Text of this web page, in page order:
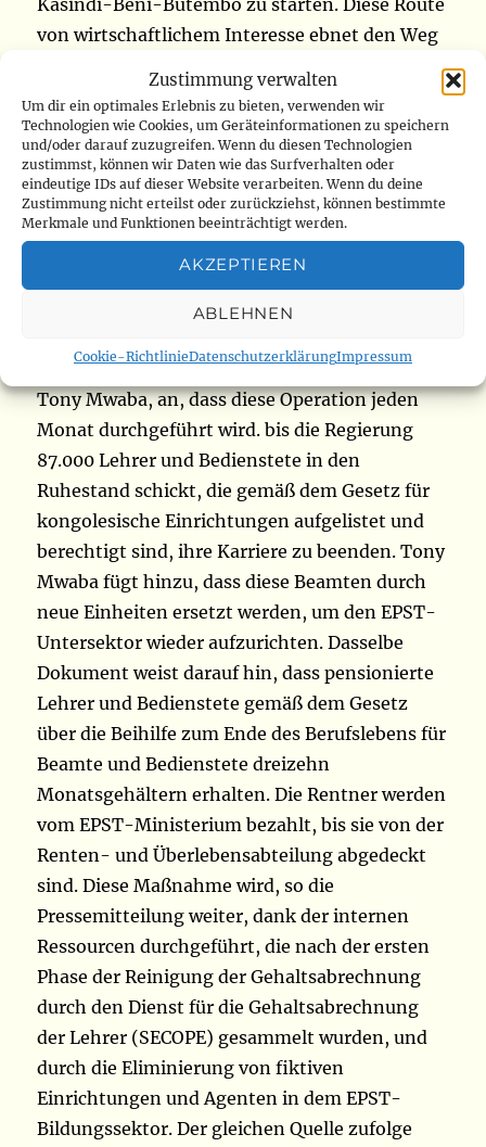
Zustimmung verwalten
Um dir ein optimales Erlebnis zu bieten, verwenden wir
Technologien wie Cookies, um Geräteinformationen zu speichern
und/oder darauf zuzugreifen. Wenn du diesen Technologien
zustimmst, können wir Daten wie das Surfverhalten oder
eindeutige IDs auf dieser Website verarbeiten. Wenn du deine
Zustimmung nicht erteilst oder zurückziehst, können bestimmte
Merkmale und Funktionen beeinträchtigt werden.
AKZEPTIEREN
ABLEHNEN
Cookie-RichtlinieDatenschutzerklärungImpressum
Kasindi-Beni-Butembo zu starten. Diese Route
von wirtschaftlichem Interesse ebnet den Weg
(www.radiookapi.net)
Demokratische Republik Kongo: 1.500 Lehrer
werden ab Juli 2021 in den Ruhestand versetzt
Eintausendfünfhundert Primar- und
Ruhestand gehen. In einer offiziellen Erklärung
Sekundar- und technische Bildung (EPST),
Tony Mwaba, an, dass diese Operation jeden
Monat durchgeführt wird. bis die Regierung
87.000 Lehrer und Bedienstete in den
Ruhestand schickt, die gemäß dem Gesetz für
kongolesische Einrichtungen aufgelistet und
berechtigt sind, ihre Karriere zu beenden. Tony
Mwaba fügt hinzu, dass diese Beamten durch
neue Einheiten ersetzt werden, um den EPST-
Untersektor wieder aufzurichten. Dasselbe
Dokument weist darauf hin, dass pensionierte
Lehrer und Bedienstete gemäß dem Gesetz
über die Beihilfe zum Ende des Berufslebens für
Beamte und Bedienstete dreizehn
Monatsgehältern erhalten. Die Rentner werden
vom EPST-Ministerium bezahlt, bis sie von der
Renten- und Überlebensabteilung abgedeckt
sind. Diese Maßnahme wird, so die
Pressemitteilung weiter, dank der internen
Ressourcen durchgeführt, die nach der ersten
Phase der Reinigung der Gehaltsabrechnung
durch den Dienst für die Gehaltsabrechnung
der Lehrer (SECOPE) gesammelt wurden, und
durch die Eliminierung von fiktiven
Einrichtungen und Agenten in dem EPST-
Bildungssektor. Der gleichen Quelle zufolge